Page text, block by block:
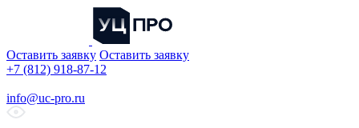
Оставить заявку Оставить заявку
+7 (812) 918-87-12
info@uc-pro.ru